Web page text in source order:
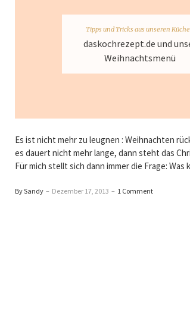
Tipps und Tricks aus unseren
daskochrezept.de und
Weihnachtsmenü
Es ist nicht mehr zu leugnen : Weihnachten
es dauert nicht mehr lange, dann steht das
Für mich stellt sich dann immer die Frage:
By Sandy – Dezember 17, 2013 – 1 Comment